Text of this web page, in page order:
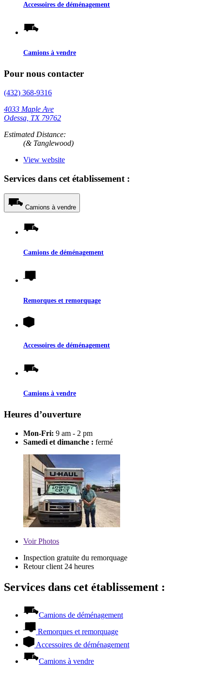
Accessoires de déménagement
Camions à vendre
Pour nous contacter
(432) 368-9316
4033 Maple Ave
Odessa, TX 79762
Estimated Distance:
(& Tanglewood)
View website
Services dans cet établissement :
Camions à vendre
Camions de déménagement
Remorques et remorquage
Accessoires de déménagement
Camions à vendre
Heures d’ouverture
Mon-Fri: 9 am - 2 pm
Samedi et dimanche : fermé
VoirPhotos
Inspection gratuite du remorquage
Retour client 24 heures
Services dans cet établissement :
Camions de déménagement
Remorques et remorquage
Accessoires de déménagement
Camions à vendre